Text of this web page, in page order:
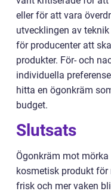
eller för att vara
utvecklingen av
för producenter att
produkter. För- och
individuella
hitta en ögonkräm
budget.
Slutsats
Ögonkräm mot
kosmetisk produkt
frisk och mer vaken